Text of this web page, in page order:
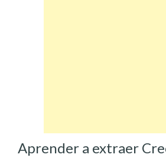
Aprender a extraer